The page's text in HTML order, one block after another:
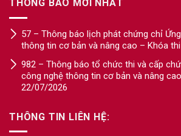
THÔNG BÁO MỚI NHẤT
57 – Thông báo lịch phát chứng chỉ
thông tin cơ bản và nâng cao – Khóa
982 – Thông báo tổ chức thi và cấp
công nghệ thông tin cơ bản và nâng
22/07/2026
THÔNG TIN LIÊN HỆ: